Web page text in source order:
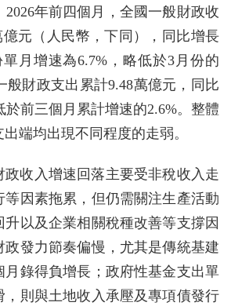
年前四個月，全國一般財政收
億元（人民幣，下同），同比增長
月增速為6.7%，略低於3月份的
般財政支出累計9.48萬億元，同比
於前三個月累計增速的2.6%。整體
端均出現不同程度的走弱。
政收入增速回落主要受非稅收入走
等因素拖累，但仍需關注生產活動
以及企業相關稅種改善等支撐因
政發力節奏偏慢，尤其是傳統基建
月錄得負增長；政府性基金支出單
，則與土地收入承壓及專項債發行